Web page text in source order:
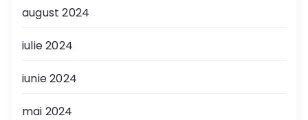
august 2024
iulie 2024
iunie 2024
mai 2024